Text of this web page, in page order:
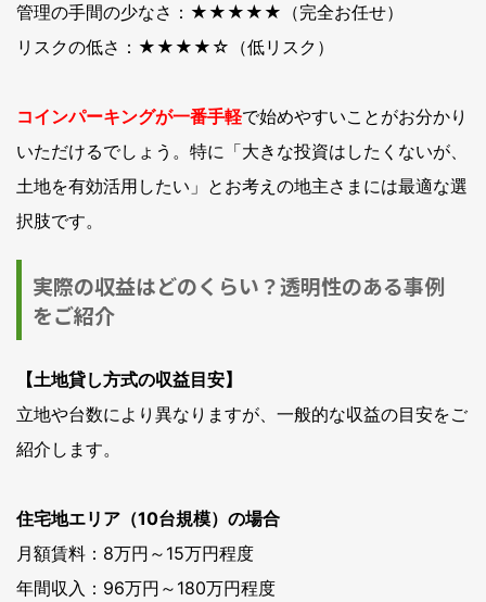
管理の手間の少なさ：★★★★★（完全お任せ）
リスクの低さ：★★★★☆（低リスク）
コインパーキングが一番手軽で始めやすいことがお分かり
いただけるでしょう。特に「大きな投資はしたくないが、
土地を有効活用したい」とお考えの地主さまには最適な選
択肢です。
実際の収益はどのくらい？透明性のある事例
をご紹介
【土地貸し方式の収益目安】
立地や台数により異なりますが、一般的な収益の目安をご
紹介します。
住宅地エリア（10台規模）の場合
月額賃料：8万円～15万円程度
年間収入：96万円～180万円程度